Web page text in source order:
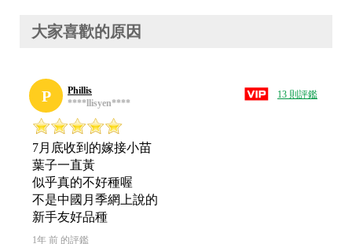
大家喜歡的原因
P
Phillis
****llisyen****
13 則評鑑
7月底收到的嫁接小苗
葉子一直黃
似乎真的不好種喔
不是中國月季網上說的
新手友好品種
1年 前 的評鑑